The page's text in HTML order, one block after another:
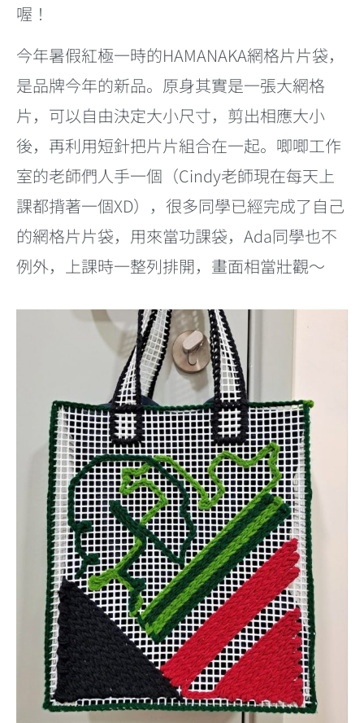
喔！
今年暑假紅極一時的HAMANAKA網格片片袋，
是品牌今年的新品。原身其實是一張大網格
片，可以自由決定大小尺寸，剪出相應大小
後，再利用短針把片片組合在一起。唧唧工作
室的老師們人手一個（Cindy老師現在每天上
課都揹著一個XD），很多同學已經完成了自己
的網格片片袋，用來當功課袋，Ada同學也不
例外，上課時一整列排開，畫面相當壯觀～